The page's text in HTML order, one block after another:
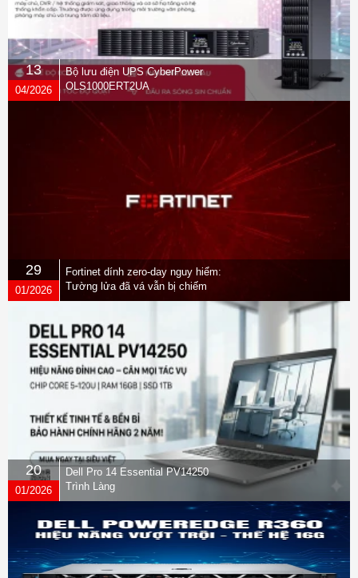
13
04/2026
Bộ lưu điện UPS CyberPower
OLS1000ERT2UA
29
01/2026
Fortinet dính zero-day nguy hiểm:
Tường lửa đã vá vẫn bị chiếm
quyền
20
01/2026
Dell Pro 14 Essential PV14250
Trình Làng